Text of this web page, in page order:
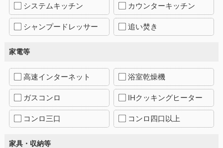
システムキッチン カウンターキッチン
シャンプードレッサー 追い焚き
家電等
高速インターネット 浴室乾燥機
ガスコンロ IHクッキングヒーター
コンロ三口 コンロ四口以上
家具・収納等